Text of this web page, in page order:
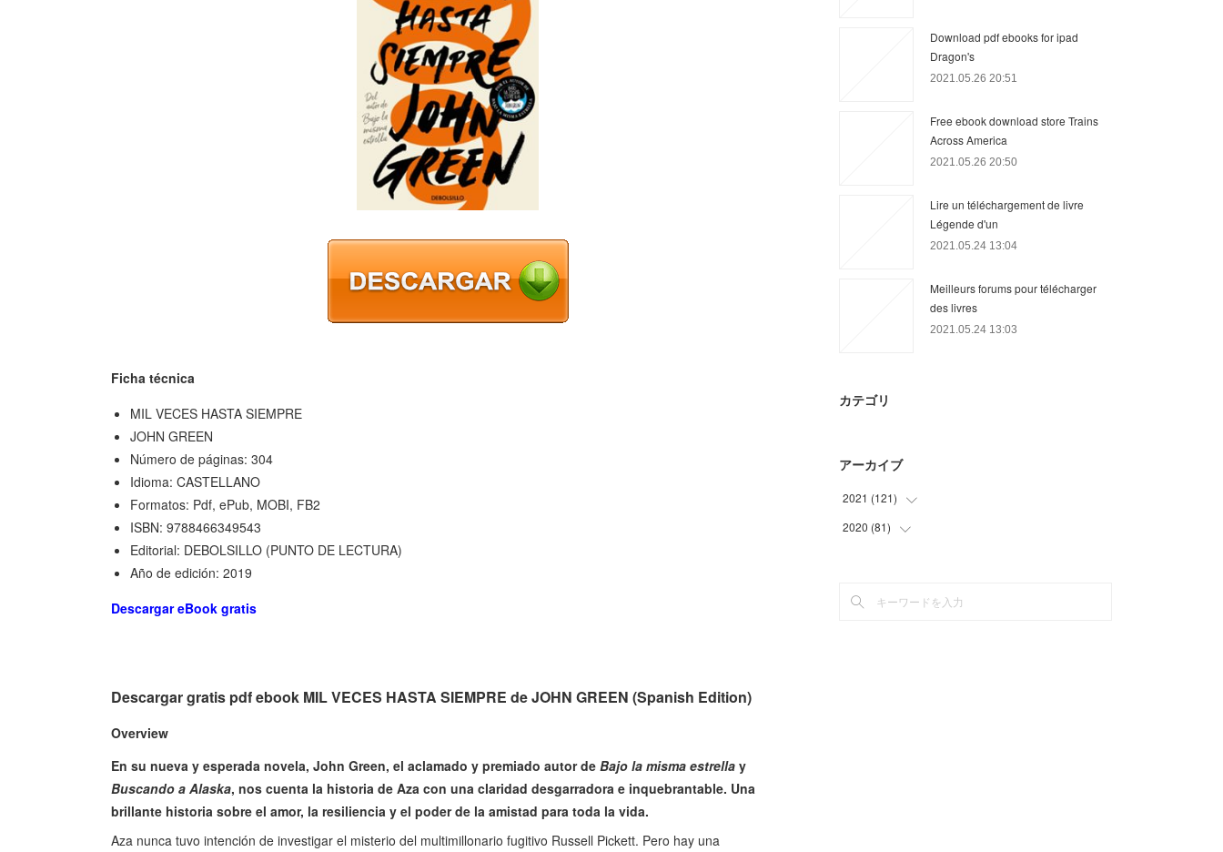
Ficha técnica
MIL VECES HASTA SIEMPRE
JOHN GREEN
Número de páginas: 304
Idioma: CASTELLANO
Formatos: Pdf, ePub, MOBI, FB2
ISBN: 9788466349543
Editorial: DEBOLSILLO (PUNTO DE LECTURA)
Año de edición: 2019
Descargar eBook gratis
Descargar gratis pdf ebook MIL VECES HASTA SIEMPRE de JOHN GREEN (Spanish Edition)
Overview
En su nueva y esperada novela, John Green, el aclamado y premiado autor de Bajo la misma estrella y
Buscando a Alaska, nos cuenta la historia de Aza con una claridad desgarradora e inquebrantable. Una
brillante historia sobre el amor, la resiliencia y el poder de la amistad para toda la vida.
Aza nunca tuvo intención de investigar el misterio del multimillonario fugitivo Russell Pickett. Pero hay una
Download pdf ebooks for ipad
Dragon's
2021.05.26 20:51
Free ebook download store Trains
Across America
2021.05.26 20:50
Lire un téléchargement de livre
Légende d'un
2021.05.24 13:04
Meilleurs forums pour télécharger
des livres
2021.05.24 13:03
カテゴリ
アーカイブ
2021 (121)
(35
)
(
2020 (81)
(